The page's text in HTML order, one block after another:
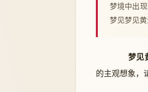
梦境中出现
梦见梦见黄
梦见
的主观想象，